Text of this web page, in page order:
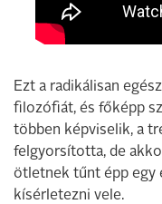
Ezt a radikálisan
filozófiát, és főképp
többen képviselik, a
felgyorsította, de
ötletnek tűnt épp egy
kísérletezni vele.